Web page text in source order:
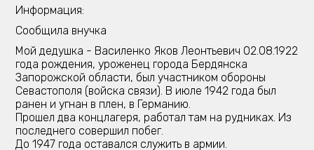
Информация:
Сообщила внучка
Мой дедушка - Василенко Яков Леонтьевич 02.08.1922
года рождения, уроженец города Бердянска
Запорожской области, был участником обороны
Севастополя (войска связи). В июле 1942 года был
ранен и угнан в плен, в Германию.
Прошел два концлагеря, работал там на рудниках. Из
последнего совершил побег.
До 1947 года оставался служить в армии.